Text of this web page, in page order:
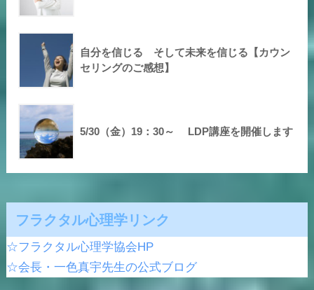
自分を信じる そして未来を信じる【カウン
セリングのご感想】
5/30（金）19：30～ LDP講座を開催します
フラクタル心理学リンク
☆フラクタル心理学協会HP
☆会長・一色真宇先生の公式ブログ